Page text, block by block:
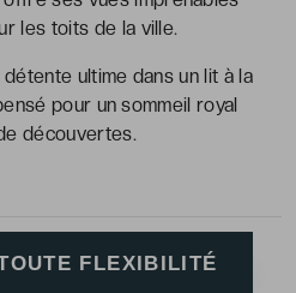
les toits de la ville.
ultime dans un lit à la
pour un sommeil royal
découvertes.
FLEXIBILITÉ